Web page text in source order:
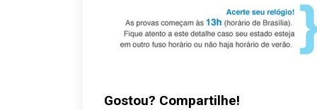
Gostou? Compartilhe!